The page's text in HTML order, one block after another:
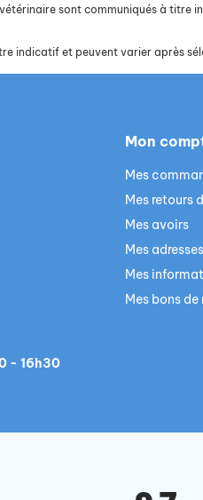
sont communiqués à
indicatif et peuvent varier après
- 16h30
Mon
Mes
Mes retours
Mes avoirs
Mes adresses
Mes
Mes bons